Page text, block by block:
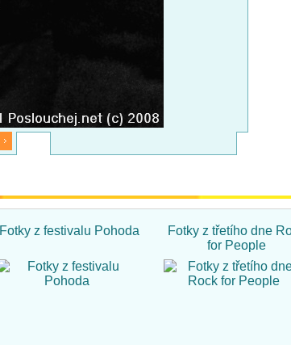
Fotky z festivalu Pohoda
Fotky z třetího dne
for People